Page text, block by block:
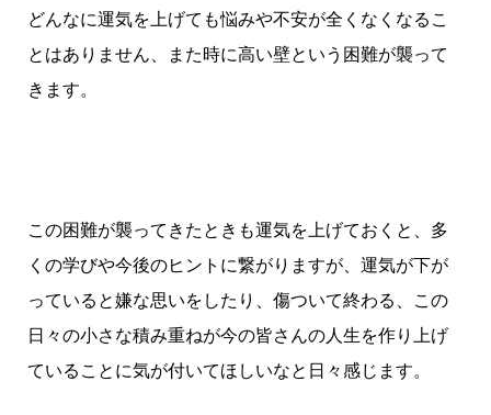
どんなに運気を上げても悩みや不安が全くなくなるこ
とはありません、また時に高い壁という困難が襲って
きます。
この困難が襲ってきたときも運気を上げておくと、多
くの学びや今後のヒントに繋がりますが、運気が下が
っていると嫌な思いをしたり、傷ついて終わる、この
日々の小さな積み重ねが今の皆さんの人生を作り上げ
ていることに気が付いてほしいなと日々感じます。